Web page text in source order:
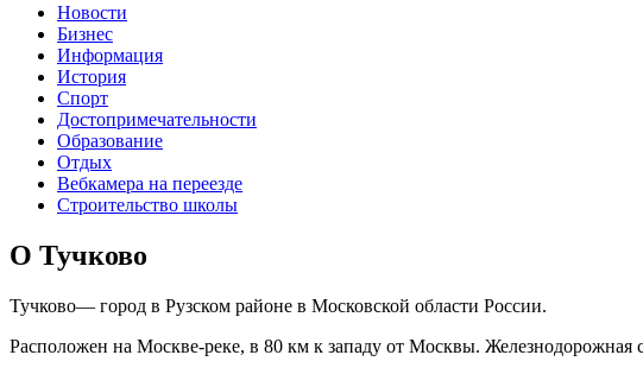
Новости
Бизнес
Информация
История
Спорт
Достопримечательности
Образование
Отдых
Вебкамера на переезде
Строительство школы
О Тучково
Тучково— город в Рузском районе в Московской области России.
Расположен на Москве-реке, в 80 км к западу от Москвы.